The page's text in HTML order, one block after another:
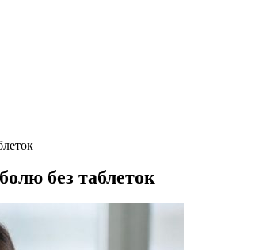
без таблеток